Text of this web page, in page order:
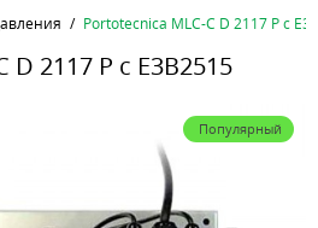
Portotecnica MLC-C D 2117 P c
D 2117 P c E3B2515
Популярный